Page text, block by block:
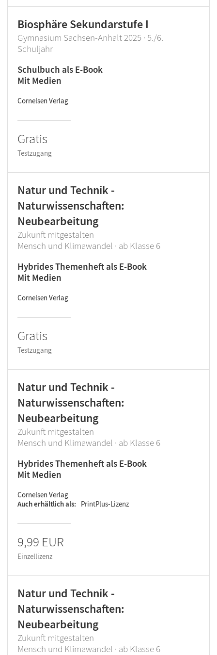
Biosphäre Sekundarstufe I
Gymnasium Sachsen-Anhalt 2025 · 5./6.
Schuljahr
Schulbuch als E-Book
Mit Medien
Cornelsen Verlag
Gratis
Testzugang
Natur und Technik -
Naturwissenschaften:
Neubearbeitung
Zukunft mitgestalten
Mensch und Klimawandel · ab Klasse 6
Hybrides Themenheft als E-Book
Mit Medien
Cornelsen Verlag
Gratis
Testzugang
Natur und Technik -
Naturwissenschaften:
Neubearbeitung
Zukunft mitgestalten
Mensch und Klimawandel · ab Klasse 6
Hybrides Themenheft als E-Book
Mit Medien
Cornelsen Verlag
Auch erhältlich als
PrintPlus-Lizenz
9,99 EUR
Einzellizenz
Natur und Technik -
Naturwissenschaften:
Neubearbeitung
Zukunft mitgestalten
Mensch und Klimawandel · ab Klasse 6